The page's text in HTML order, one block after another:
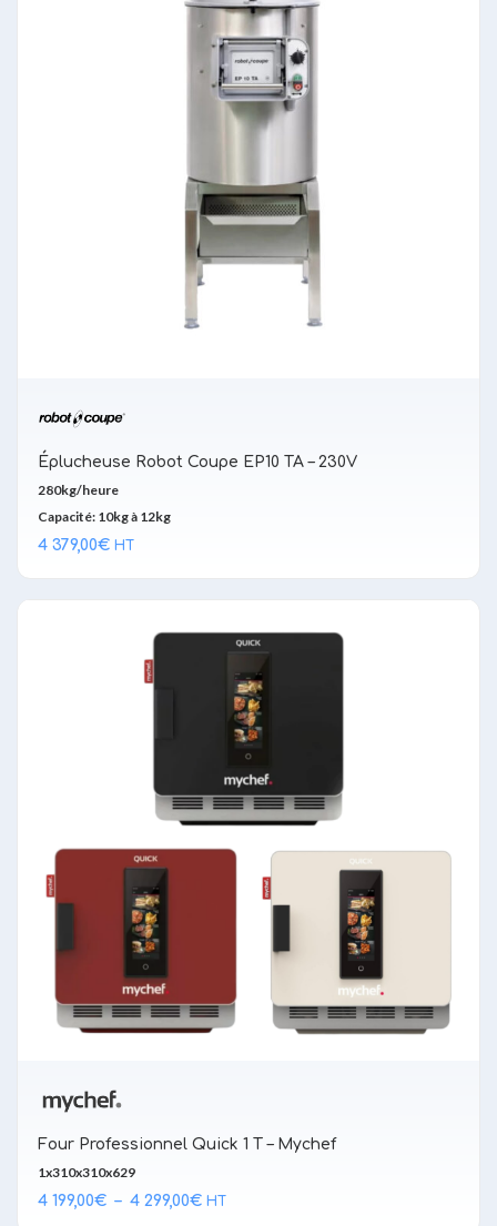
Éplucheuse Robot Coupe EP10 TA – 230V
280kg/heure
Capacité: 10kg à 12kg
4 379,00€ HT
Four Professionnel Quick 1 T – Mychef
1x310x310x629
4 199,00€ – 4 299,00€Plage
HT